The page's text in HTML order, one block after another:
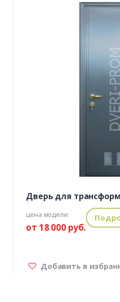
Дверь для
цена модели:
от 18 000 руб.
Добавить в